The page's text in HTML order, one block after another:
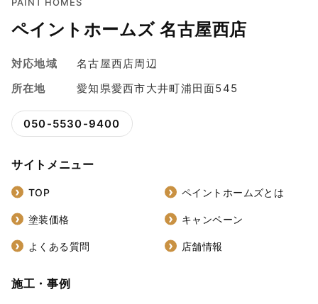
PAINT HOMES
ペイントホームズ 名古屋西店
対応地域
名古屋西店周辺
所在地
愛知県愛西市大井町浦田面545
050-5530-9400
サイトメニュー
TOP ペイントホームズとは
塗装価格 キャンペーン
よくある質問 店舗情報
施工・事例